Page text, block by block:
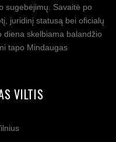
sugebėjimų. Savaitė po
juridinį statusą bei oficialų
diena skelbiama balandžio
tapo Mindaugas
VILTIS